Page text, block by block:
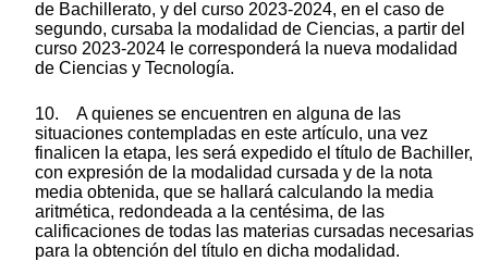
de Bachillerato, y del curso 2023-2024, en el caso de
segundo, cursaba la modalidad de Ciencias, a partir del
curso 2023-2024 le corresponderá la nueva modalidad
de Ciencias y Tecnología.
10. A quienes se encuentren en alguna de las
situaciones contempladas en este artículo, una vez
finalicen la etapa, les será expedido el título de Bachiller,
con expresión de la modalidad cursada y de la nota
media obtenida, que se hallará calculando la media
aritmética, redondeada a la centésima, de las
calificaciones de todas las materias cursadas necesarias
para la obtención del título en dicha modalidad.